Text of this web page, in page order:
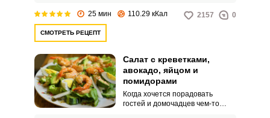
25 мин 110.29 кКал 2157 0
СМОТРЕТЬ РЕЦЕПТ
Салат с креветками,
авокадо, яйцом и
помидорами
Когда хочется порадовать
гостей и домочадцев чем-то